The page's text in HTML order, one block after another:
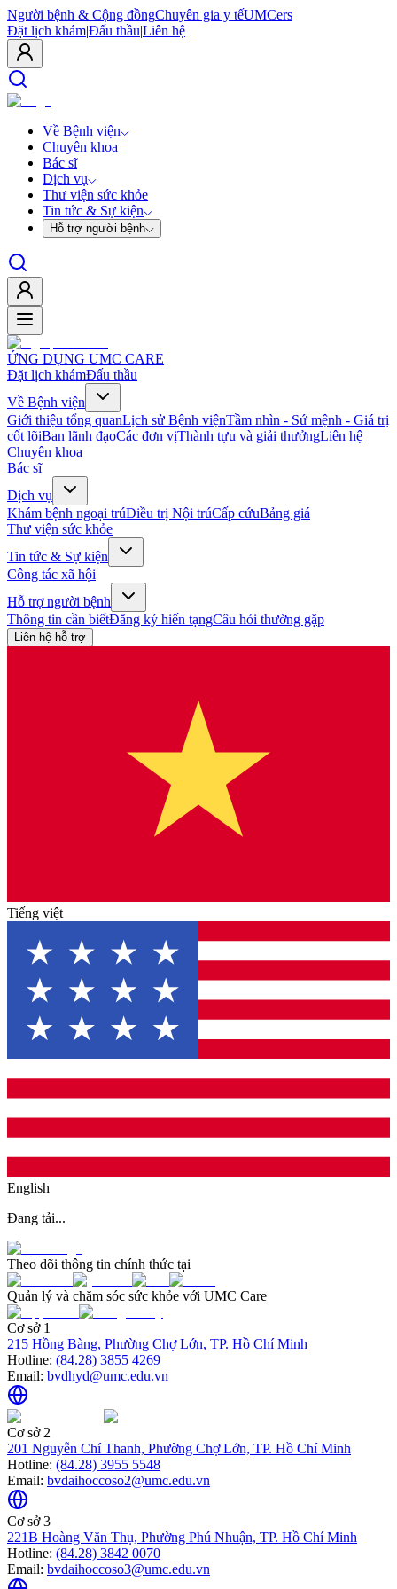
Người bệnh & Cộng đồngChuyên gia y tếUMCers
Đặt lịch khám|Đấu thầu|Liên hệ
Về Bệnh viện
Chuyên khoa
Bác sĩ
Dịch vụ
Thư viện sức khỏe
Tin tức & Sự kiện
Hỗ trợ người bệnh
ỨNG DỤNG UMC CARE
Đặt lịch khámĐấu thầu
Về Bệnh viện
Giới thiệu tổng quanLịch sử Bệnh việnTầm nhìn - Sứ mệnh - Giá trị
cốt lõiBan lãnh đạoCác đơn vịThành tựu và giải thưởngLiên hệ
Chuyên khoa
Bác sĩ
Dịch vụ
Khám bệnh ngoại trúĐiều trị Nội trúCấp cứuBảng giá
Thư viện sức khỏe
Tin tức & Sự kiện
Công tác xã hội
Hỗ trợ người bệnh
Thông tin cần biếtĐăng ký hiến tạngCâu hỏi thường gặp
Liên hệ hỗ trợ
Tiếng việt
English
Đang tải...
Theo dõi thông tin chính thức tại
Quản lý và chăm sóc sức khỏe với UMC Care
Cơ sở 1
215 Hồng Bàng, Phường Chợ Lớn, TP. Hồ Chí Minh
Hotline: (84.28) 3855 4269
Email: bvdhyd@umc.edu.vn
Cơ sở 2
201 Nguyễn Chí Thanh, Phường Chợ Lớn, TP. Hồ Chí Minh
Hotline: (84.28) 3955 5548
Email: bvdaihoccoso2@umc.edu.vn
Cơ sở 3
221B Hoàng Văn Thụ, Phường Phú Nhuận, TP. Hồ Chí Minh
Hotline: (84.28) 3842 0070
Email: bvdaihoccoso3@umc.edu.vn